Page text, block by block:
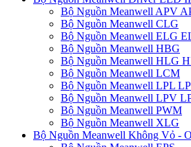
Bộ Nguồn Meanwell APV
Bộ Nguồn Meanwell CLG
Bộ Nguồn Meanwell ELG
Bộ Nguồn Meanwell HBG
Bộ Nguồn Meanwell HLG
Bộ Nguồn Meanwell LCM
Bộ Nguồn Meanwell LPL
Bộ Nguồn Meanwell LPV
Bộ Nguồn Meanwell PWM
Bộ Nguồn Meanwell XLG
Bộ Nguồn Meanwell Không Vỏ -